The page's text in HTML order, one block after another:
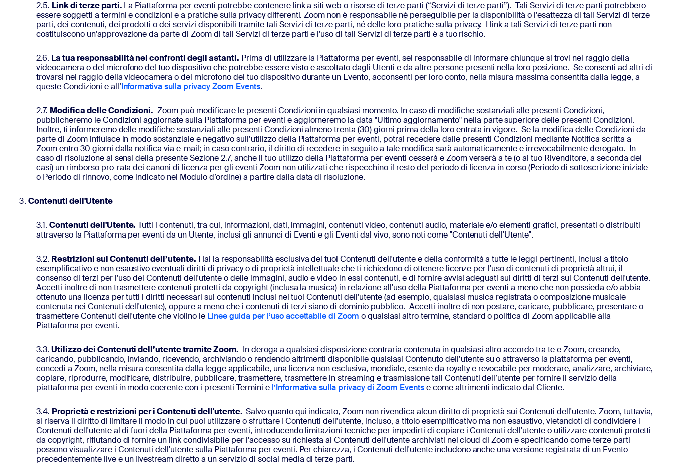
2.5. Link di terze parti. La Piattaforma per eventi potrebbe contenere link a siti web o risorse di terze parti (“Servizi di terze parti”). Tali Servizi di terze parti potrebbero
essere soggetti a termini e condizioni e a pratiche sulla privacy differenti. Zoom non è responsabile né perseguibile per la disponibilità o l'esattezza di tali Servizi di terze
parti, dei contenuti, dei prodotti o dei servizi disponibili tramite tali Servizi di terze parti, né delle loro pratiche sulla privacy. I link a tali Servizi di terze parti non
costituiscono un'approvazione da parte di Zoom di tali Servizi di terze parti e l'uso di tali Servizi di terze parti è a tuo rischio.
2.6. La tua responsabilità nei confronti degli astanti. Prima di utilizzare la Piattaforma per eventi, sei responsabile di informare chiunque si trovi nel raggio della
videocamera o del microfono del tuo dispositivo che potrebbe essere visto e ascoltato dagli Utenti e da altre persone presenti nella loro posizione. Se consenti ad altri di
trovarsi nel raggio della videocamera o del microfono del tuo dispositivo durante un Evento, acconsenti per loro conto, nella misura massima consentita dalla legge, a
queste Condizioni e all’Informativa sulla privacy Zoom Events.
2.7. Modifica delle Condizioni. Zoom può modificare le presenti Condizioni in qualsiasi momento. In caso di modifiche sostanziali alle presenti Condizioni,
pubblicheremo le Condizioni aggiornate sulla Piattaforma per eventi e aggiorneremo la data "Ultimo aggiornamento" nella parte superiore delle presenti Condizioni.
Inoltre, ti informeremo delle modifiche sostanziali alle presenti Condizioni almeno trenta (30) giorni prima della loro entrata in vigore. Se la modifica delle Condizioni da
parte di Zoom influisce in modo sostanziale e negativo sull’utilizzo della Piattaforma per eventi, potrai recedere dalle presenti Condizioni mediante Notifica scritta a
Zoom entro 30 giorni dalla notifica via e-mail; in caso contrario, il diritto di recedere in seguito a tale modifica sarà automaticamente e irrevocabilmente derogato. In
caso di risoluzione ai sensi della presente Sezione 2.7, anche il tuo utilizzo della Piattaforma per eventi cesserà e Zoom verserà a te (o al tuo Rivenditore, a seconda dei
casi) un rimborso pro-rata dei canoni di licenza per gli eventi Zoom non utilizzati che rispecchino il resto del periodo di licenza in corso (Periodo di sottoscrizione iniziale
o Periodo di rinnovo, come indicato nel Modulo d’ordine) a partire dalla data di risoluzione.
Contenuti dell'Utente
3.1. Contenuti dell'Utente. Tutti i contenuti, tra cui, informazioni, dati, immagini, contenuti video, contenuti audio, materiale e/o elementi grafici, presentati o distribuiti
attraverso la Piattaforma per eventi da un Utente, inclusi gli annunci di Eventi e gli Eventi dal vivo, sono noti come "Contenuti dell'Utente".
3.2. Restrizioni sui Contenuti dell’utente. Hai la responsabilità esclusiva dei tuoi Contenuti dell'utente e della conformità a tutte le leggi pertinenti, inclusi a titolo
esemplificativo e non esaustivo eventuali diritti di privacy o di proprietà intellettuale che ti richiedono di ottenere licenze per l'uso di contenuti di proprietà altrui, il
consenso di terzi per l'uso dei Contenuti dell'utente o delle immagini, audio e video in essi contenuti, e di fornire avvisi adeguati sui diritti di terzi sui Contenuti dell'utente.
Accetti inoltre di non trasmettere contenuti protetti da copyright (inclusa la musica) in relazione all'uso della Piattaforma per eventi a meno che non possieda e/o abbia
ottenuto una licenza per tutti i diritti necessari sui contenuti inclusi nei tuoi Contenuti dell'utente (ad esempio, qualsiasi musica registrata o composizione musicale
contenuta nei Contenuti dell'utente), oppure a meno che i contenuti di terzi siano di dominio pubblico. Accetti inoltre di non postare, caricare, pubblicare, presentare o
trasmettere Contenuti dell'utente che violino le Linee guida per l’uso accettabile di Zoom o qualsiasi altro termine, standard o politica di Zoom applicabile alla
Piattaforma per eventi.
3.3. Utilizzo dei Contenuti dell’utente tramite Zoom. In deroga a qualsiasi disposizione contraria contenuta in qualsiasi altro accordo tra te e Zoom, creando,
caricando, pubblicando, inviando, ricevendo, archiviando o rendendo altrimenti disponibile qualsiasi Contenuto dell’utente su o attraverso la piattaforma per eventi,
concedi a Zoom, nella misura consentita dalla legge applicabile, una licenza non esclusiva, mondiale, esente da royalty e revocabile per moderare, analizzare, archiviare,
copiare, riprodurre, modificare, distribuire, pubblicare, trasmettere, trasmettere in streaming e trasmissione tali Contenuti dell’utente per fornire il servizio della
piattaforma per eventi in modo coerente con i presenti Termini e l’Informativa sulla privacy di Zoom Eventse come altrimenti indicato dal Cliente.
3.4. Proprietà e restrizioni per i Contenuti dell'utente. Salvo quanto qui indicato, Zoom non rivendica alcun diritto di proprietà sui Contenuti dell'utente. Zoom, tuttavia,
si riserva il diritto di limitare il modo in cui puoi utilizzare o sfruttare i Contenuti dell'utente, incluso, a titolo esemplificativo ma non esaustivo, vietandoti di condividere i
Contenuti dell'utente al di fuori della Piattaforma per eventi, introducendo limitazioni tecniche per impedirti di copiare i Contenuti dell'utente o utilizzare contenuti protetti
da copyright, rifiutando di fornire un link condivisibile per l'accesso su richiesta ai Contenuti dell'utente archiviati nel cloud di Zoom e specificando come terze parti
possono visualizzare i Contenuti dell'utente sulla Piattaforma per eventi. Per chiarezza, i Contenuti dell'utente includono anche una versione registrata di un Evento
precedentemente live e un livestream diretto a un servizio di social media di terze parti.